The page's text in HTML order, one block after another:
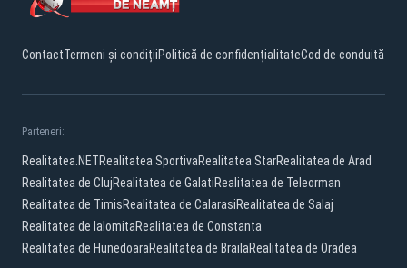
ContactTermeni și condițiiPolitică de confidențialitateCod de conduită
Parteneri:
Realitatea.NETRealitatea SportivaRealitatea StarRealitatea de Arad
Realitatea de ClujRealitatea de GalatiRealitatea de Teleorman
Realitatea de TimisRealitatea de CalarasiRealitatea de Salaj
Realitatea de IalomitaRealitatea de Constanta
Realitatea de HunedoaraRealitatea de BrailaRealitatea de Oradea